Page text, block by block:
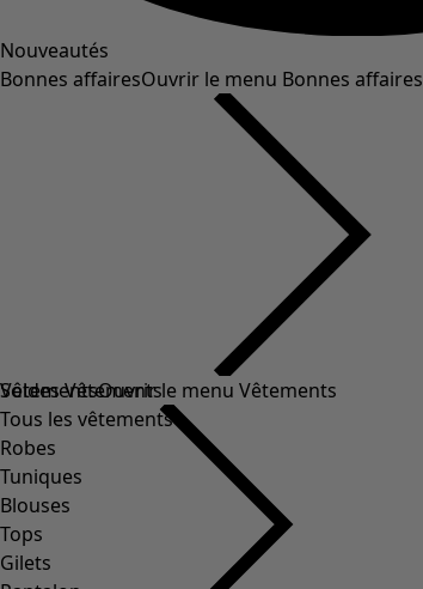
Nouveautés
Bonnes affairesOuvrir le menu Bonnes affaires
Soldes Vêtements
Tous les vêtements
Robes
Tuniques
Blouses
Tops
Gilets
VêtementsOuvrir le menu Vêtements